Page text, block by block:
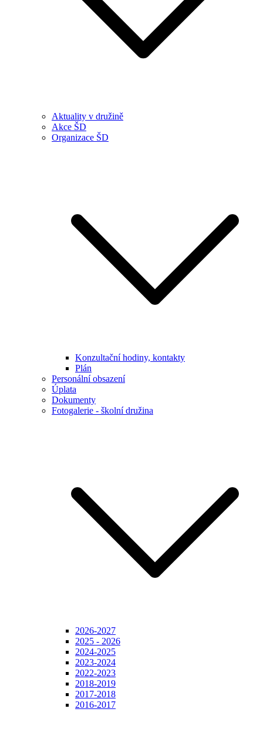
Aktuality v družině
Akce ŠD
Organizace ŠD
Konzultační hodiny, kontakty
Plán
Personální obsazení
Úplata
Dokumenty
Fotogalerie - školní družina
2026-2027
2025 - 2026
2024-2025
2023-2024
2022-2023
2018-2019
2017-2018
2016-2017